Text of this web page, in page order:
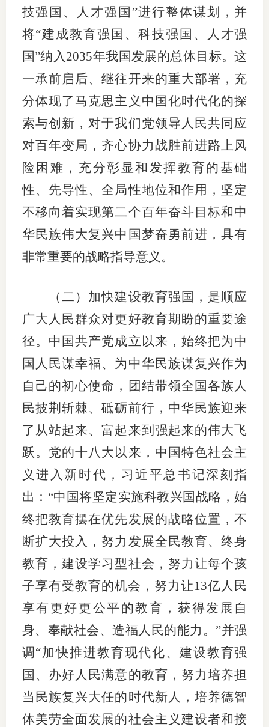
纪律处
期货市
期货公
期货行
行业党
国际期
会员动
文化建
普法宣
会议交
国际交
行业要
图片新
协会介
协会治
技强国、人才强国”进行整体谋划，并
将“建成教育强国、科技强国、人才强
国”纳入2035年我国发展的总体目标。这
一承前启后、继往开来的重大部署，充
分体现了马克思主义中国化时代化的探
索与创新，对于我们党领导人民共同应
对百年变局，齐心协力战胜前进路上风
险困难，充分彰显和发挥教育的基础
性、先导性、全局性地位和作用，坚定
不移向着实现第二个百年奋斗目标和中
华民族伟大复兴中国梦奋勇前进，具有
非常重要的战略指导意义。
（二）加快建设教育强国，是顺应
广大人民群众对更好教育期盼的重要途
径。中国共产党成立以来，始终把为中
国人民谋幸福、为中华民族谋复兴作为
自己的初心使命，团结带领全国各族人
民披荆斩棘、砥砺前行，中华民族迎来
了从站起来、富起来到强起来的伟大飞
跃。党的十八大以来，中国特色社会主
义进入新时代，习近平总书记深刻指
出：“中国将坚定实施科教兴国战略，始
终把教育摆在优先发展的战略位置，不
断扩大投入，努力发展全民教育、终身
教育，建设学习型社会，努力让每个孩
子享有受教育的机会，努力让13亿人民
享有更好更公平的教育，获得发展自
身、奉献社会、造福人民的能力。”并强
调“加快推进教育现代化、建设教育强
国、办好人民满意的教育，努力培养担
当民族复兴大任的时代新人，培养德智
体美劳全面发展的社会主义建设者和接